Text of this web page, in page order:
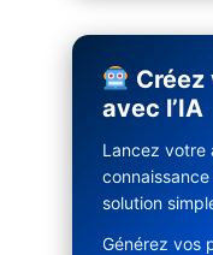
avec l’IA
Lancez votre
solution
Générez vos